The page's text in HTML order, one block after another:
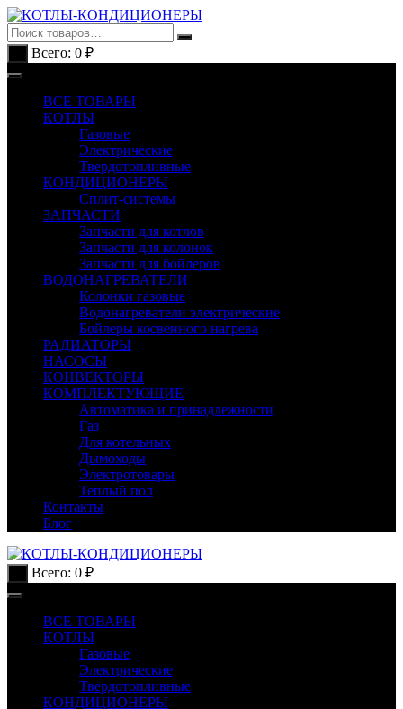
Перейти
к
содержимому
Всего: 0 ₽
ВСЕ ТОВАРЫ
КОТЛЫ
Газовые
Электрические
Твердотопливные
КОНДИЦИОНЕРЫ
Сплит-системы
ЗАПЧАСТИ
Запчасти для котлов
Запчасти для колонок
Запчасти для бойлеров
ВОДОНАГРЕВАТЕЛИ
Колонки газовые
Водонагреватели электрические
Бойлеры косвенного нагрева
РАДИАТОРЫ
НАСОСЫ
КОНВЕКТОРЫ
КОМПЛЕКТУЮЩИЕ
Автоматика и принадлежности
Газ
Для котельных
Дымоходы
Электротовары
Теплый пол
Контакты
Блог
Всего: 0 ₽
ВСЕ ТОВАРЫ
КОТЛЫ
Газовые
Электрические
Твердотопливные
КОНДИЦИОНЕРЫ